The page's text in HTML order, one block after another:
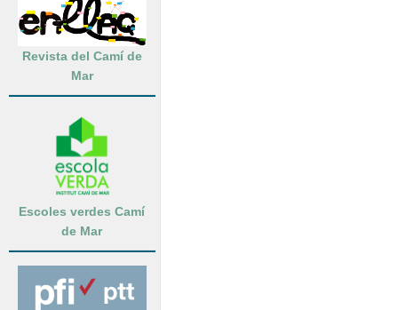
Revista del Camí de
Mar
Escoles verdes Camí
de Mar